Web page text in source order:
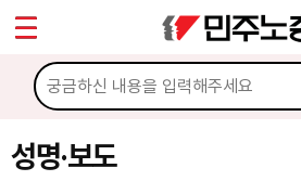
성명·보도
마이페이지
소개
소식
Sketchbook5, 스